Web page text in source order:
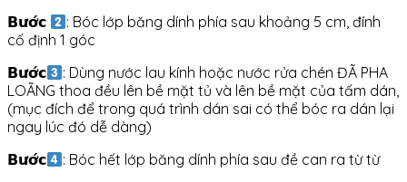
𝗕𝘂̛𝗼̛́𝗰
: Bóc lớp băng dính phía sau khoảng 5 cm, đính
cố định 1 góc
𝗕𝘂̛𝗼̛́𝗰
: Dùng nước lau kính hoặc nước rửa chén ĐÃ PHA
LOÃNG thoa đều lên bề mặt tủ và lên bề mặt của tấm dán,
(mục đích để trong quá trình dán sai có thể bóc ra dán lại
ngay lúc đó dễ dàng)
𝗕𝘂̛𝗼̛́𝗰
: Bóc hết lớp băng dính phía sau đề can ra từ từ